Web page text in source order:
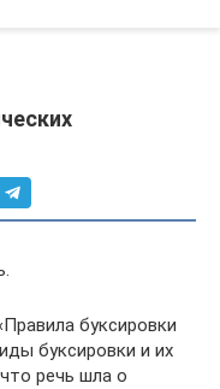
буксировки
буксировки и их
речь шла о